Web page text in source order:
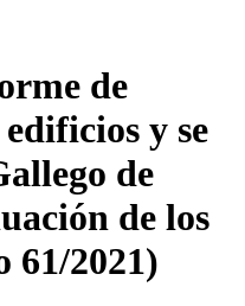
de
y se
de
de los
61/2021)